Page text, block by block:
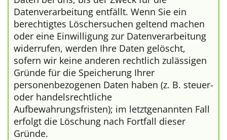
Datenverarbeitung entfällt. Wenn Sie ein
berechtigtes Löschersuchen geltend machen
oder eine Einwilligung zur Datenverarbeitung
widerrufen, werden Ihre Daten gelöscht,
sofern wir keine anderen rechtlich zulässigen
Gründe für die Speicherung Ihrer
personenbezogenen Daten haben (z. B. steuer-
oder handelsrechtliche
Aufbewahrungsfristen); im letztgenannten Fall
erfolgt die Löschung nach Fortfall dieser
Gründe.